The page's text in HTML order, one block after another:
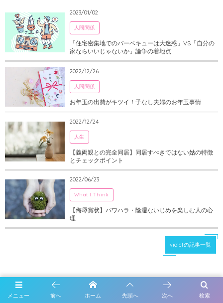
2023/01/02
人間関係
「住宅密集地でのバーベキューは大迷惑」VS「自分の
家ならいいじゃないか」論争の着地点
2022/12/26
人間関係
お年玉の出費がキツイ！子なし夫婦のお年玉事情
2022/12/24
人生
【義両親との完全同居】同居すべきではない姑の特徴
とチェックポイント
2022/06/23
What I Think
【侮辱賞状】パワハラ・陰湿ないじめを楽しむ人の心
理
violetの記事一覧
メニュー 検索
前へ ホーム 先頭へ 次へ